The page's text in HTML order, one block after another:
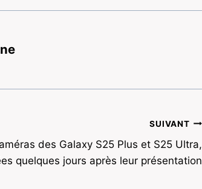
SUIVANT
des Galaxy S25 Plus et S25 Ultra,
quelques jours après leur présentation